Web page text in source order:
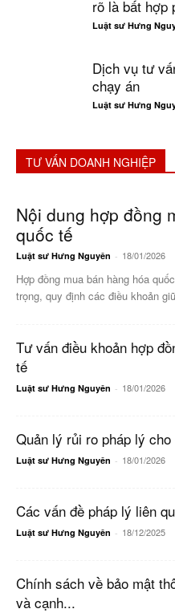
rõ là bất hợp
Luật sư Hưng
Dịch vụ tư
chạy án
Luật sư Hưng
TƯ VẤN DOANH NGHIỆP
Nội dung hợp đồng
quốc tế
Luật sư Hưng Nguyên - 18/01/2026
Hợp đồng mua bán hàng hóa
trọng, quy định các điều khoản
Tư vấn điều khoản hợp
tế
Luật sư Hưng Nguyên - 18/01/2026
Quản lý rủi ro pháp lý cho
Luật sư Hưng Nguyên - 18/01/2026
Các vấn đề pháp lý liên
Luật sư Hưng Nguyên - 18/12/2025
Chính sách về bảo mật
và cạnh...